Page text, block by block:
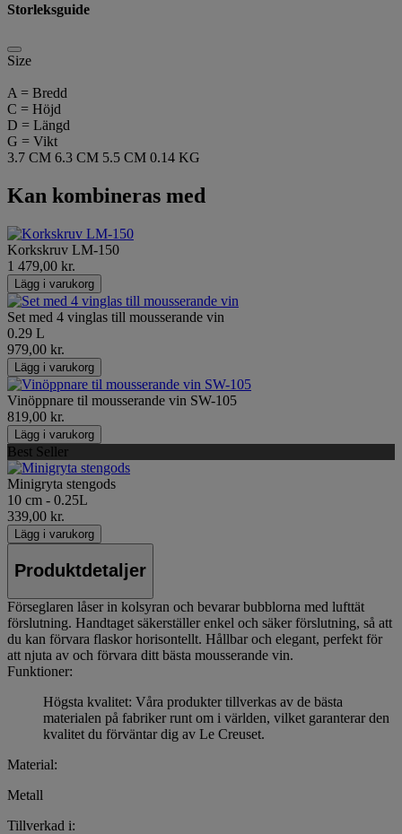
Storleksguide
Size
A = Bredd
C = Höjd
D = Längd
G = Vikt
3.7 CM 6.3 CM 5.5 CM 0.14 KG
Kan kombineras med
Korkskruv LM-150
1 479,00 kr.
Lägg i varukorg
Set med 4 vinglas till mousserande vin
0.29 L
979,00 kr.
Lägg i varukorg
Vinöppnare til mousserande vin SW-105
819,00 kr.
Lägg i varukorg
Best Seller
Minigryta stengods
10 cm - 0.25L
339,00 kr.
Lägg i varukorg
Produktdetaljer
Förseglaren låser in kolsyran och bevarar bubblorna med lufttät
förslutning. Handtaget säkerställer enkel och säker förslutning, så att
du kan förvara flaskor horisontellt. Hållbar och elegant, perfekt för
att njuta av och förvara ditt bästa mousserande vin.
Funktioner:
Högsta kvalitet: Våra produkter tillverkas av de bästa
materialen på fabriker runt om i världen, vilket garanterar den
kvalitet du förväntar dig av Le Creuset.
Material:
Metall
Tillverkad i: